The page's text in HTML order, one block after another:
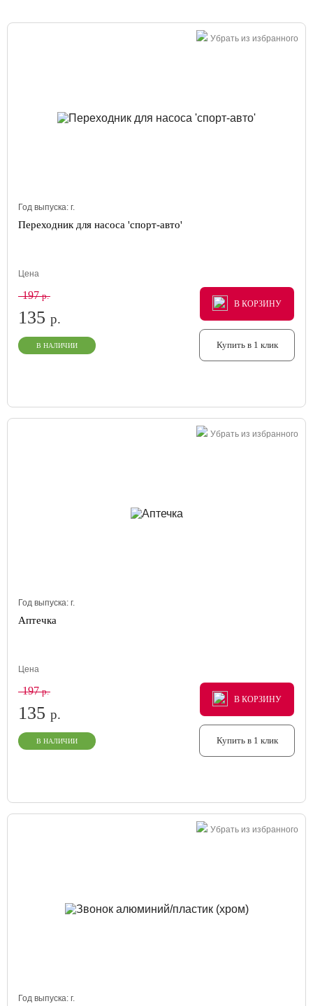
Убрать из избранного
Год выпуска: г.
Переходник для насоса 'спорт-авто'
Цена
197р.
135 р.
В НАЛИЧИИ
В КОРЗИНУ
В КОРЗИНУ
В КОРЗИНУ
Купить в 1 клик
Убрать из избранного
Год выпуска: г.
Аптечка
Цена
197р.
135 р.
В НАЛИЧИИ
В КОРЗИНУ
В КОРЗИНУ
В КОРЗИНУ
Купить в 1 клик
Убрать из избранного
Год выпуска: г.